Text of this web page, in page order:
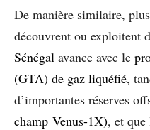
De manière similaire,
découvrent ou exploitent
Sénégal avance avec le
(GTA) de gaz liquéfié,
d’importantes réserves
champ Venus-1X), et que